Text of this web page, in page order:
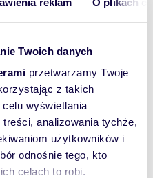
Twoich danych
przetwarzamy Twoje
z takich
wyświetlania
analizowania tychże,
użytkowników i
odnośnie tego, kto
celach to robi.
miejscowość:
Księżycowa